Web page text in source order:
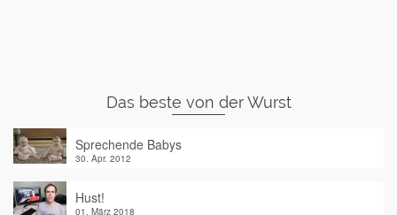
Das beste von der Wurst
Sprechende Babys
30. Apr. 2012
Hust!
01. März 2018